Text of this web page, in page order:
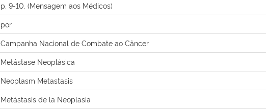
p. 9-10. (Mensagem aos Médicos)
por
Campanha Nacional de Combate ao Câncer
Metástase Neoplásica
Neoplasm Metastasis
Metástasis de la Neoplasia